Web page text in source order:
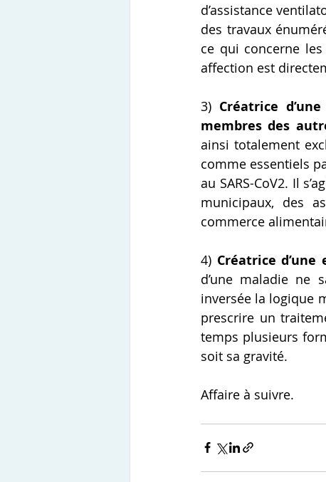
d’assistance
des travaux
ce qui concerne
affection est
3) Créatrice
membres des
ainsi totalement
comme essentiels
au SARS-CoV2. Il
municipaux, des
commerce
4) Créatrice
d’une maladie ne
inversée la logique
prescrire un
temps plusieurs
soit sa gravité.
Affaire à suivre.